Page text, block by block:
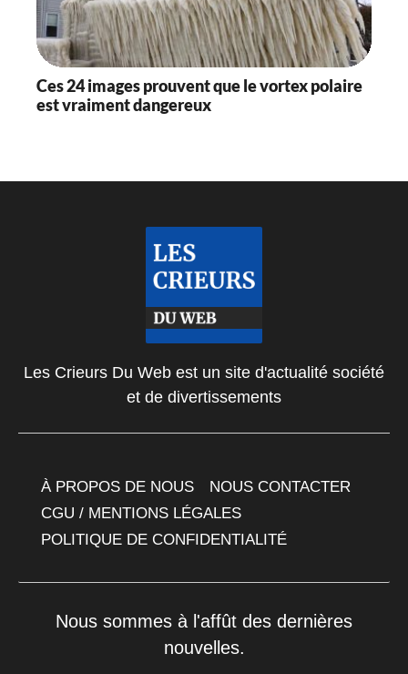
Ces 24 images prouvent que le vortex polaire
est vraiment dangereux
Les Crieurs Du Web est un site d'actualité société
et de divertissements
À PROPOS DE NOUS
NOUS CONTACTER
CGU / MENTIONS LÉGALES
POLITIQUE DE CONFIDENTIALITÉ
Nous sommes à l'affût des dernières
nouvelles.